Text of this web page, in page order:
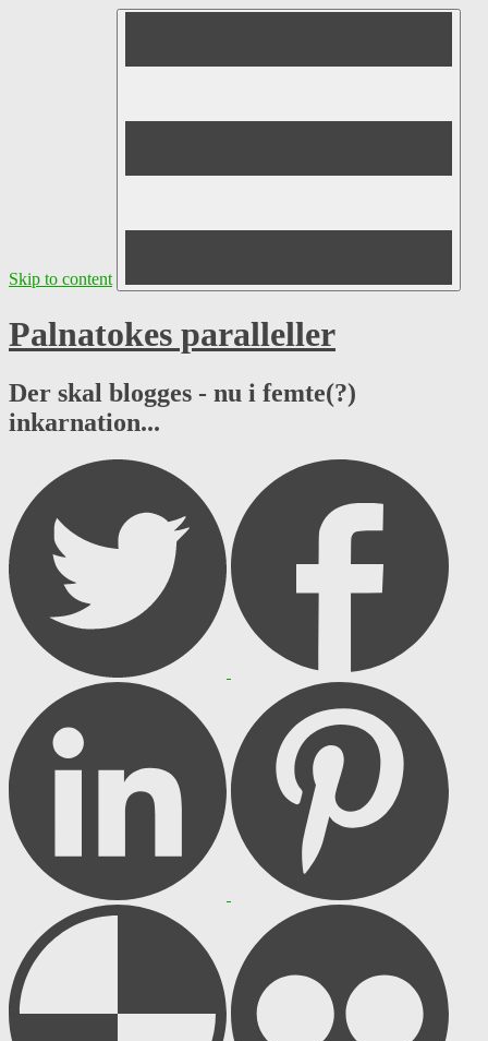
Skip to content
Palnatokes paralleller
Der skal blogges - nu i femte(?)
inkarnation...